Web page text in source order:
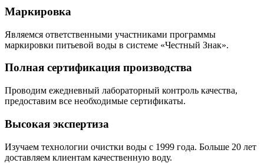
Маркировка
Являемся ответственными участниками программы
маркировки питьевой воды в системе «Честный Знак».
Полная сертификация производства
Проводим ежедневный лабораторный контроль качества,
предоставим все необходимые сертификаты.
Высокая экспертиза
Изучаем технологии очистки воды с 1999 года. Больше 20 лет
доставляем клиентам качественную воду.